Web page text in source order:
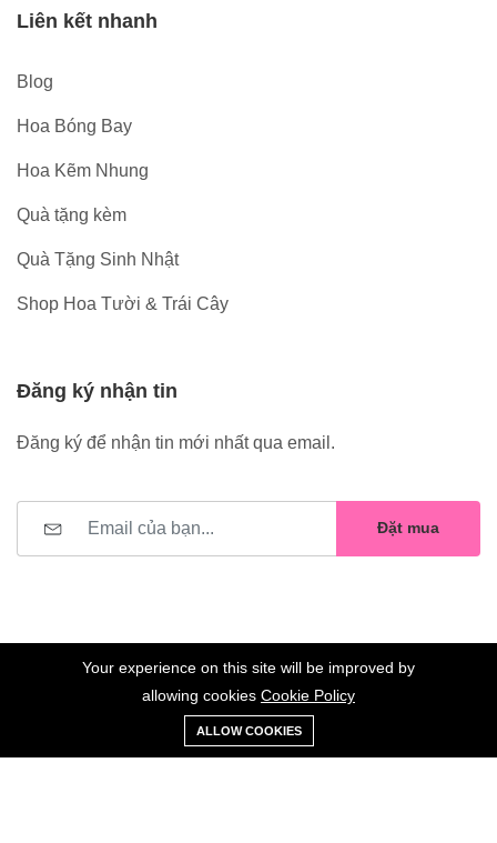
Liên kết nhanh
Blog
Hoa Bóng Bay
Hoa Kẽm Nhung
Quà tặng kèm
Quà Tặng Sinh Nhật
Shop Hoa Tười & Trái Cây
Đăng ký nhận tin
Đăng ký để nhận tin mới nhất qua email.
Đặt mua
©2023 Hoa Nelly . All Rights Reserved.
0
Xe
đẩy
Danh sách
yêu thích
Your experience on this site will be improved by
allowing cookies Cookie Policy
ALLOW COOKIES